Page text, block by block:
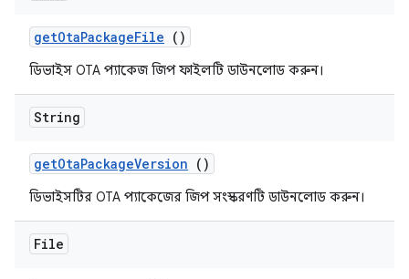
getOtaPackageFile ()
ডিভাইস OTA প্যাকেজ জিপ ফাইলটি ডাউনলোড করুন।
String
getOtaPackageVersion ()
ডিভাইসটির OTA প্যাকেজের জিপ সংস্করণটি ডাউনলোড করুন।
File